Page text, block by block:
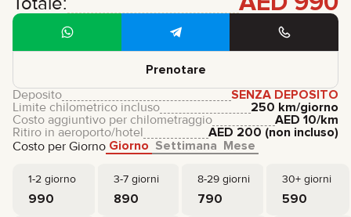
Prenotare
Costo per Giorno Giorno Settimana Mese
1-2 giorno 3-7 giorni 8-29 giorni 30+ giorni
990 890 790 590
Deposito
SENZA DEPOSITO
Limite chilometrico incluso
250 km/giorno
Costo aggiuntivo per chilometraggio
AED 10/km
Ritiro in aeroporto/hotel
AED 200 (non incluso)